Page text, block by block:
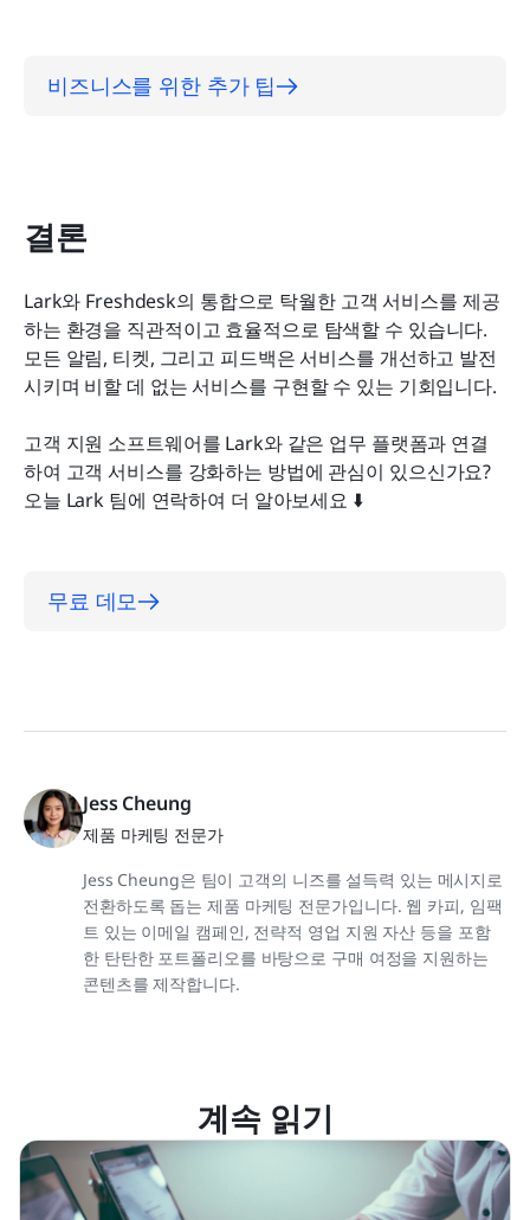
비즈니스를 위한 추가 팁
결론
Lark와 Freshdesk의 통합으로 탁월한 고객 서비스를 제공
하는 환경을 직관적이고 효율적으로 탐색할 수 있습니다.
모든 알림, 티켓, 그리고 피드백은 서비스를 개선하고 발전
시키며 비할 데 없는 서비스를 구현할 수 있는 기회입니다.
고객 지원 소프트웨어를 Lark와 같은 업무 플랫폼과 연결
하여 고객 서비스를 강화하는 방법에 관심이 있으신가요?
오늘 Lark 팀에 연락하여 더 알아보세요 ⬇️
무료 데모
Jess Cheung
제품 마케팅 전문가
Jess Cheung은 팀이 고객의 니즈를 설득력 있는 메시지로
전환하도록 돕는 제품 마케팅 전문가입니다. 웹 카피, 임팩
트 있는 이메일 캠페인, 전략적 영업 지원 자산 등을 포함
한 탄탄한 포트폴리오를 바탕으로 구매 여정을 지원하는
콘텐츠를 제작합니다.
계속 읽기